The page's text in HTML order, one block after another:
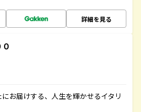
詳細を見る
お届けする、人生を輝かせるイタリ